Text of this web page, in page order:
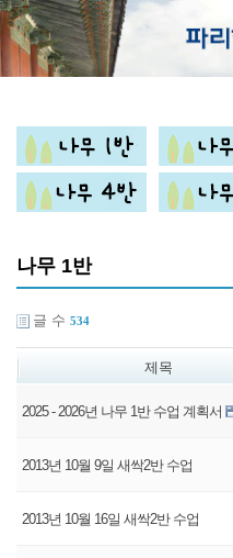
나무 1반
글 수 534
제목
2025 - 2026년 나무 1반 수업 계획서
2013년 10월 9일 새싹2반 수업
2013년 10월 16일 새싹2반 수업